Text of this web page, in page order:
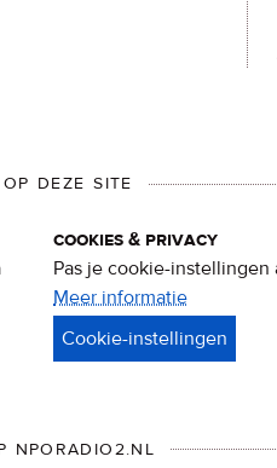
DEZE SITE
cookies & privacy
Pas je cookie-instellingen
Meer informatie
&
NPORADIO2.NL